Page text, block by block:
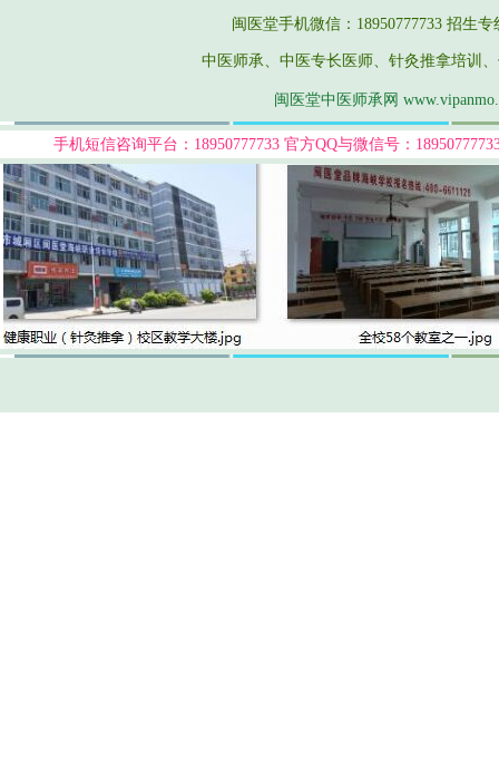
闽医堂手机微信：18950777733 招生
中医师承、中医专长医师、针灸推拿培训
闽医堂中医师承网
手机短信咨询平台：18950777733 官方QQ与微信号：